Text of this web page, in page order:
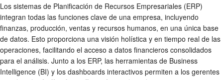
Los sistemas de Planificación de Recursos Empresariales (ERP)
integran todas las funciones clave de una empresa, incluyendo
finanzas, producción, ventas y recursos humanos, en una única base
de datos. Esto proporciona una visión holística y en tiempo real de las
operaciones, facilitando el acceso a datos financieros consolidados
para el análisis. Junto a los ERP, las herramientas de Business
Intelligence (BI) y los dashboards interactivos permiten a los gerentes